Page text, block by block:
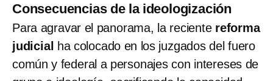
Consecuencias de la ideologización
Para agravar el panorama, la reciente reforma
judicial ha colocado en los juzgados del fuero
común y federal a personajes con intereses de